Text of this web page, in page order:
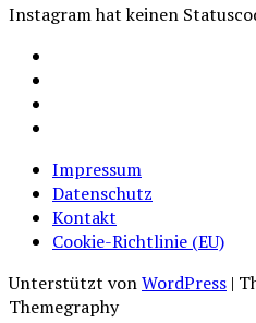
Instagram hat keinen
(EU)
Impressum
Datenschutz
Kontakt
Cookie-Richtlinie (EU)
Unterstützt vonWordPress |
Themegraphy